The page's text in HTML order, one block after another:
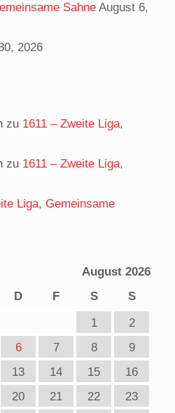
Sahne August 6,
2026
zu 1611 – Zweite Liga,
zu 1611 – Zweite Liga,
Liga, Gemeinsame
August 2026
D F S
S
1
2
6 7 8
9
13 14 15
16
20 21 22
23